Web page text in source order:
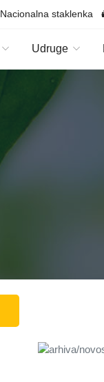
Nacionalna staklenka
Udruge